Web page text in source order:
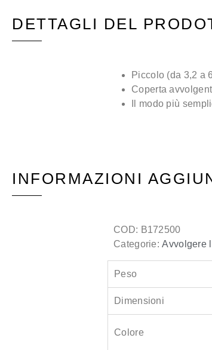
DETTAGLI DEL
Piccolo (da 3,2 a
Coperta
Il modo più
INFORMAZIONI
COD: B172500
Categorie:Avvolgere
Peso
Dimensioni
Colore